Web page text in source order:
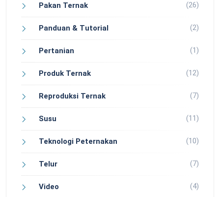
Pakan Ternak (26)
Panduan & Tutorial (2)
Pertanian (1)
Produk Ternak (12)
Reproduksi Ternak (7)
Susu (11)
Teknologi Peternakan (10)
Telur (7)
Video (4)